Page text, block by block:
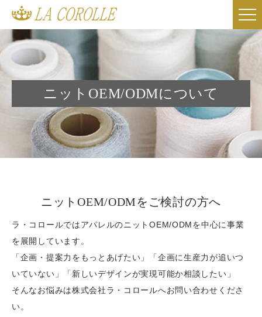
ニットOEM/ODMについて
ニットOEM/ODMをご検討の方へ
ラ・コロールではアパレルのニットOEM/ODMを中心に事業
を展開しています。
「企画・提案力をもっとあげたい」「企画に生産力が追いつ
いていない」「新しいデザインが実現可能か相談したい」
​​​​​​​そんなお悩みは株式会社ラ・コロールへお問い合わせくださ
い。